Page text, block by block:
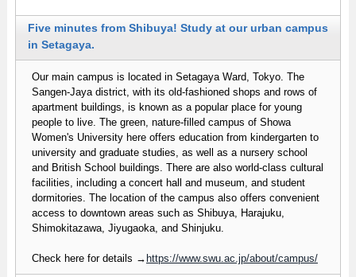
Five minutes from Shibuya! Study at our urban campus
in Setagaya.
Our main campus is located in Setagaya Ward, Tokyo. The
Sangen-Jaya district, with its old-fashioned shops and rows of
apartment buildings, is known as a popular place for young
people to live. The green, nature-filled campus of Showa
Women's University here offers education from kindergarten to
university and graduate studies, as well as a nursery school
and British School buildings. There are also world-class cultural
facilities, including a concert hall and museum, and student
dormitories. The location of the campus also offers convenient
access to downtown areas such as Shibuya, Harajuku,
Shimokitazawa, Jiyugaoka, and Shinjuku.
Check here for details → https://www.swu.ac.jp/about/campus/